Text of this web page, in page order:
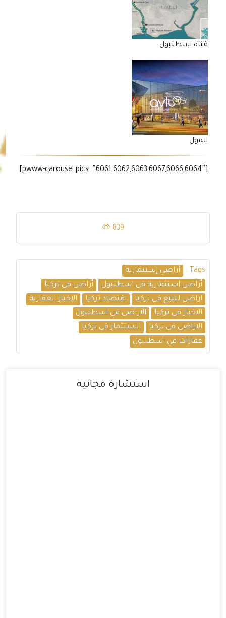
قناة اسطنبول
المول
[pwww-carousel pics=”6061,6062,6063,6067,6066,6064″]
839
Tags :
أراضي إستثمارية
أراضي استثمارية في اسطنبول
أراضي في تركيا
اراضي للبيع في تركيا
اقتصاد تركيا
الاخبار العقارية
الاخبار في تركيا
الاراضي في اسطنبول
الاراضي في تركيا
الاستثمار في تركيا
عقارات في اسطنبول
استشارة مجانية